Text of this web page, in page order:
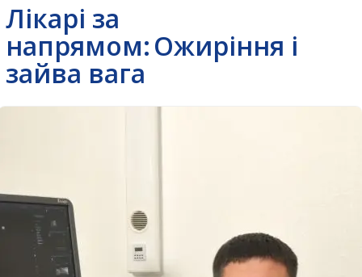
Лікарі за
напрямом:Ожиріння і
зайва вага